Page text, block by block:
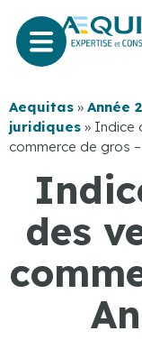
Aequitas » Année
juridiques » Indice
commerce de gros
des